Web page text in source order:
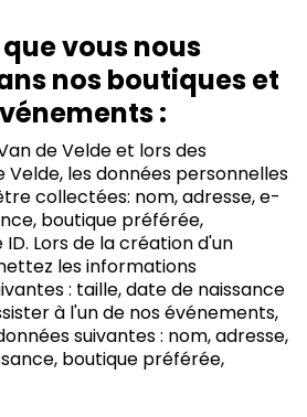
vous nous
nos boutiques et
:
de Velde et lors des
les données personnelles
collectées: nom, adresse, e-
boutique préférée,
Lors de la création d'un
les informations
: taille, date de naissance
à l'un de nos événements,
suivantes : nom, adresse,
boutique préférée,